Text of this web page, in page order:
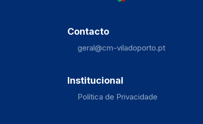
Contacto
geral@cm-viladoporto.pt
Institucional
Política de Privacidade